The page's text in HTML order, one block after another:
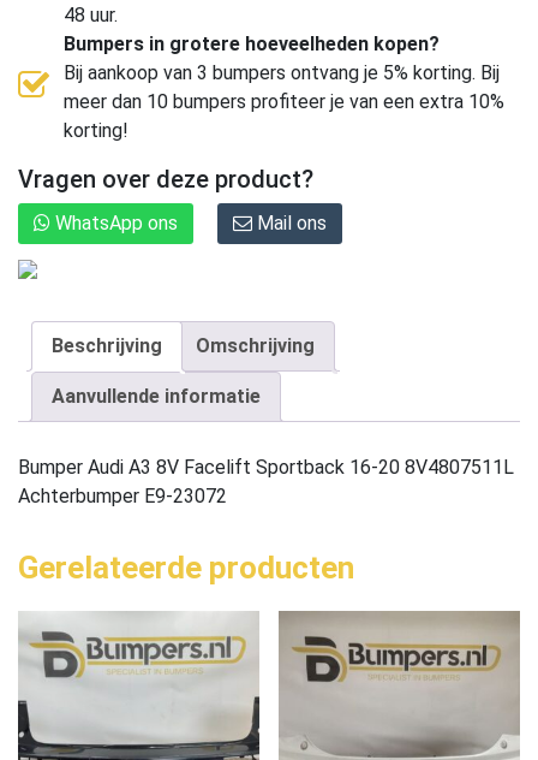
48 uur.
Bumpers in grotere hoeveelheden kopen?
Bij aankoop van 3 bumpers ontvang je 5% korting. Bij
meer dan 10 bumpers profiteer je van een extra 10%
korting!
Vragen over deze product?
WhatsApp ons Mail ons
Beschrijving Omschrijving
Aanvullende informatie
Bumper Audi A3 8V Facelift Sportback 16-20 8V4807511L
Achterbumper E9-23072
Gerelateerde producten